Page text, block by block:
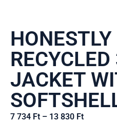
JACKET
7 734 Ft – 13 830 Ft